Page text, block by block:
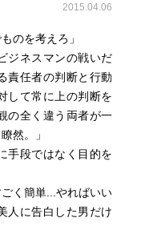
2015.04.06
のを考えろ」
ジネスマンの戦いだ
責任者の判断と行動
して常に上の判断を
の全く違う両者が一
然。」
手段ではなく目的を
く簡単...やればいい
人に告白した男だけ